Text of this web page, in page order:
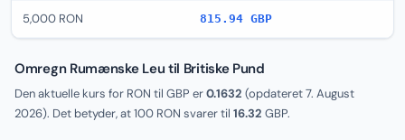
5,000 RON 815.94 GBP
Omregn Rumænske Leu til Britiske Pund
Den aktuelle kurs for RON til GBP er0.1632 (opdateret7. August
2026). Det betyder, at 100 RON svarer til 16.32 GBP.